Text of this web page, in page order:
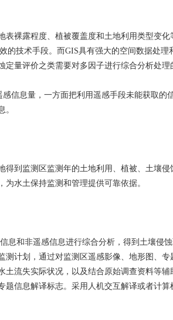
裸露程度、植被覆盖度和土地利用类型变
的技术手段。而GIS具有强大的空间数据处理
量评价之类需要对多因子进行综合分析处理
信息量，一方面把利用遥感手段未能获取的
。
到监测区监测年的土地利用、植被、土壤
水土保持监测和管理提供可靠依据。
息和非遥感信息进行综合分析，得到土壤侵
计划，通过对监测区遥感影像、地形图、专
流失实际状况，以及结合原始调查资料等
信息解译标志。采用人机交互解译或者计